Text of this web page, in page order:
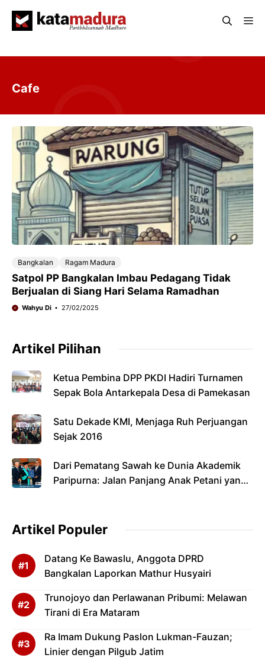
Cafe
Bangkalan Ragam Madura
Satpol PP Bangkalan Imbau Pedagang Tidak
Berjualan di Siang Hari Selama Ramadhan
Wahyu Di 27/02/2025
Artikel Pilihan
Ketua Pembina DPP PKDI Hadiri Turnamen
Sepak Bola Antarkepala Desa di Pamekasan
Satu Dekade KMI, Menjaga Ruh Perjuangan
Sejak 2016
Dari Pematang Sawah ke Dunia Akademik
Paripurna: Jalan Panjang Anak Petani yang
Artikel Populer
Datang Ke Bawaslu, Anggota DPRD
Bangkalan Laporkan Mathur Husyairi
Trunojoyo dan Perlawanan Pribumi: Melawan
Tirani di Era Mataram
Ra Imam Dukung Paslon Lukman-Fauzan;
Linier dengan Pilgub Jatim